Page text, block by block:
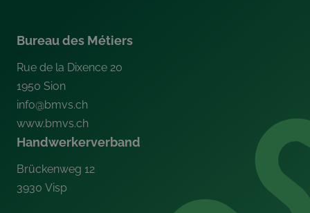
Bureau des Métiers
Rue de la Dixence 20
1950 Sion
info@bmvs.ch
www.bmvs.ch
Handwerkerverband
Brückenweg 12
3930 Visp